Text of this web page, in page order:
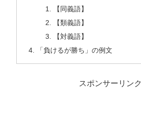
【同義語】
【類義語】
【対義語】
「負けるが勝ち」の例文
スポンサーリンク